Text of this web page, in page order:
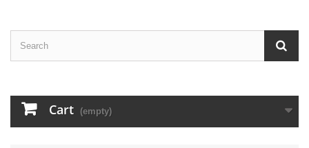
Cart (empty)